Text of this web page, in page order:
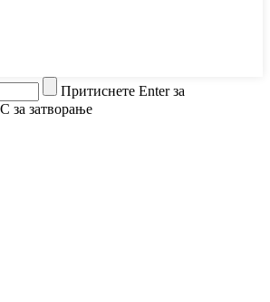
Притиснете Enter за
за затворање